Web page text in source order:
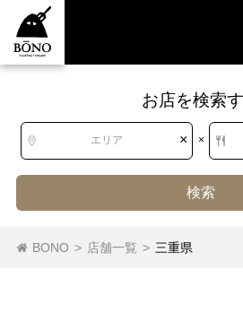
お店を検索
エリア × ×
検索
BONO > 店舗一覧 > 三重県
すべて 三重県
北海道 北海道
すべて 焼肉・ホルモン 焼肉・
焼肉 ホルモン